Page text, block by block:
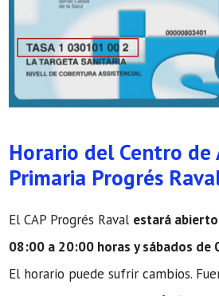
Horario del Centro de
Primaria Progrés
El CAP Progrés Raval estará
08:00 a 20:00 horas y sábados de
El horario puede sufrir cambios.